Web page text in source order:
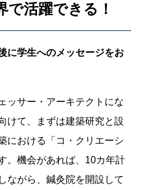
で活躍できる！
に学生へのメッセージをお
ッサー・アーキテクトにな
けて、まずは建築研究と設
における「コ・クリエーシ
。機会があれば、10カ年計
ながら、鍼灸院を開設して